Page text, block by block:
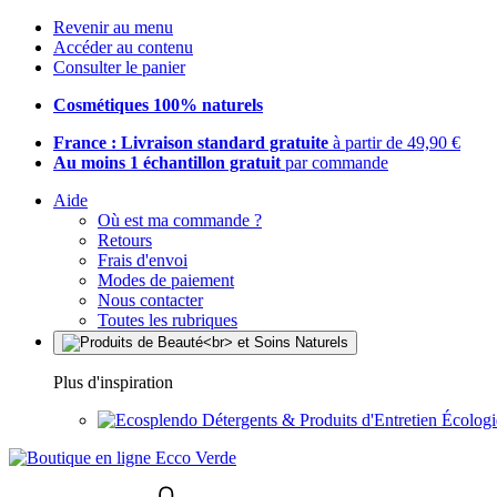
Revenir au menu
Accéder au contenu
Consulter le panier
Cosmétiques 100% naturels
France : Livraison standard gratuite à partir de 49,90 €
Au moins 1 échantillon gratuit par commande
Aide
Où est ma commande ?
Retours
Frais d'envoi
Modes de paiement
Nous contacter
Toutes les rubriques
Plus d'inspiration
Détergents & Produits d'Entretien